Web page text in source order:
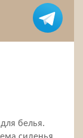
белья.